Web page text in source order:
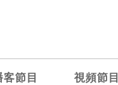
客節目 視頻節目